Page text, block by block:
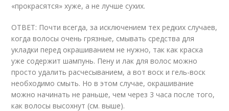
«прокрасятся» хуже, а не лучше сухих.
ОТВЕТ: Почти всегда, за исключением тех редких случаев,
когда волосы очень грязные, смывать средства для
укладки перед окрашиванием не нужно, так как краска
уже содержит шампунь. Пену и лак для волос можно
просто удалить расчесыванием, а вот воск и гель-воск
необходимо смыть. Но в этом случае, окрашивание
можно начинать не раньше, чем через 3 часа после того,
как волосы высохнут (см. выше).